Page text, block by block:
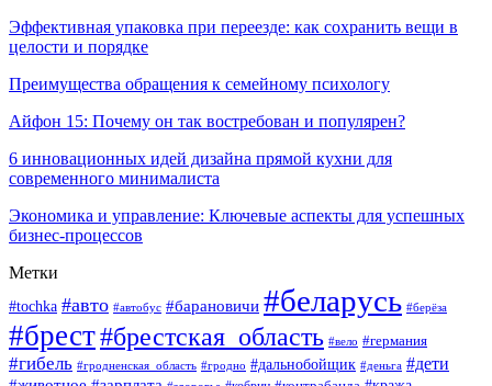
Эффективная упаковка при переезде: как сохранить вещи в
целости и порядке
Преимущества обращения к семейному психологу
Айфон 15: Почему он так востребован и популярен?
6 инновационных идей дизайна прямой кухни для
современного минималиста
Экономика и управление: Ключевые аспекты для успешных
бизнес-процессов
Метки
#tochka #авто #автобус #барановичи #беларусь #берёза
#брест#брестская_область #вело #германия
#гибель #гродненская_область #гродно #дальнобойщик #деньга #дети